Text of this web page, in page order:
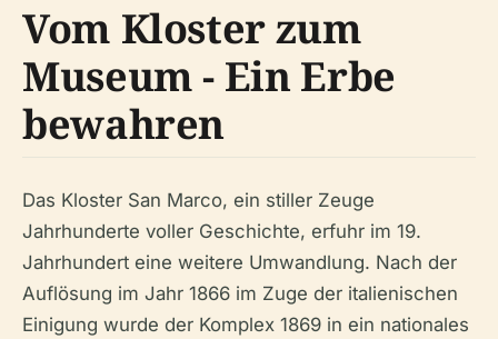
Vom Kloster zum
Museum - Ein Erbe
bewahren
Das Kloster San Marco, ein stiller Zeuge
Jahrhunderte voller Geschichte, erfuhr im 19.
Jahrhundert eine weitere Umwandlung. Nach der
Auflösung im Jahr 1866 im Zuge der italienischen
Einigung wurde der Komplex 1869 in ein nationales